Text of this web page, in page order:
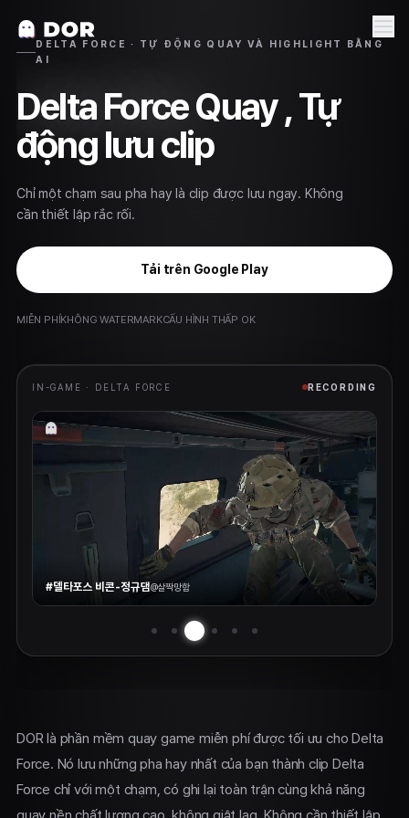
DELTA FORCE · TỰ ĐỘNG QUAY VÀ HIGHLIGHT BẰNG
AI
Delta ForceQuay , Tự
động lưu clip
Chỉ một chạm sau pha hay là clip được lưu ngay. Không
cần thiết lập rắc rối.
Tải trên Google Play
MIỄN PHÍKHÔNG WATERMARKCẤU HÌNH THẤP OK
IN-GAME · DELTA FORCE RECORDING
#델타포스 비콘-정규댐@살짝망함
DOR là phần mềm quay game miễn phí được tối ưu cho Delta
Force. Nó lưu những pha hay nhất của bạn thành clip Delta
Force chỉ với một chạm, có ghi lại toàn trận cùng khả năng
quay nền chất lượng cao, không giật lag. Không cần thiết lập